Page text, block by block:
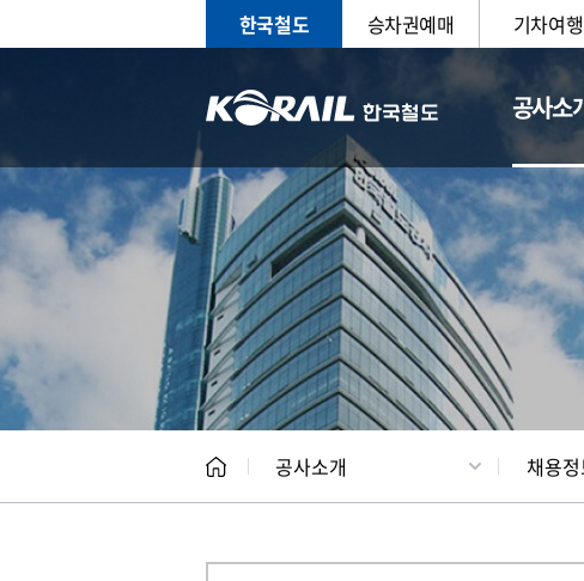
한국철도 승차권예매 기차여행
공사소
CEO 일반현황
공사소개 채용